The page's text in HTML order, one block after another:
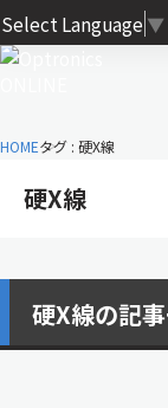
Select Language ▼
HOMEタグ : 硬X線
硬X線
硬X線の記